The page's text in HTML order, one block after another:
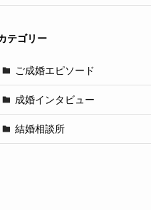
テゴリー
ご成婚エピソード
成婚インタビュー
結婚相談所